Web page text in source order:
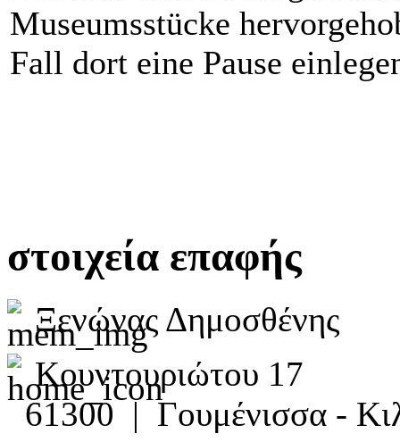
Museumsstücke
Fall dort eine Pause
στοιχεία επαφής
Ξενώνας Δημοσθένης
Κουντουριώτου 17
61300 | Γουμένισσα -